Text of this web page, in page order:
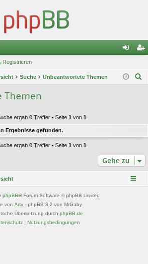
m ist
Registrieren
Suche Unbeantwortete Themen
Themen
ergab 0 Treffer • Seite 1 von 1
Ergebnisse gefunden.
ergab 0 Treffer • Seite 1 von 1
Gehe zu
phpBB® Forum Software © phpBB Limited
von Arty - phpBB 3.2 von MrGaby
Übersetzung durch phpBB.de
| Nutzungsbedingungen